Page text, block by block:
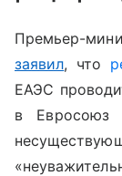
Премьер-
заявил, что
ЕАЭС
в Евросоюз